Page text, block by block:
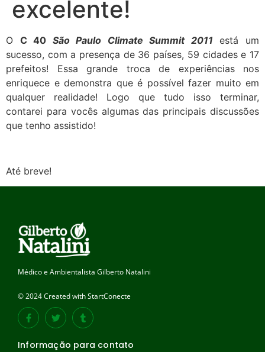
excelente!
O C 40 São Paulo Climate Summit 2011 está um
sucesso, com a presença de 36 países, 59 cidades e 17
prefeitos! Essa grande troca de experiências nos
enriquece e demonstra que é possível fazer muito em
qualquer realidade! Logo que tudo isso terminar,
contarei para vocês algumas das principais discussões
que tenho assistido!
Até breve!
Médico e Ambientalista Gilberto Natalini
© 2024 Created with StartConecte
Informação para contato